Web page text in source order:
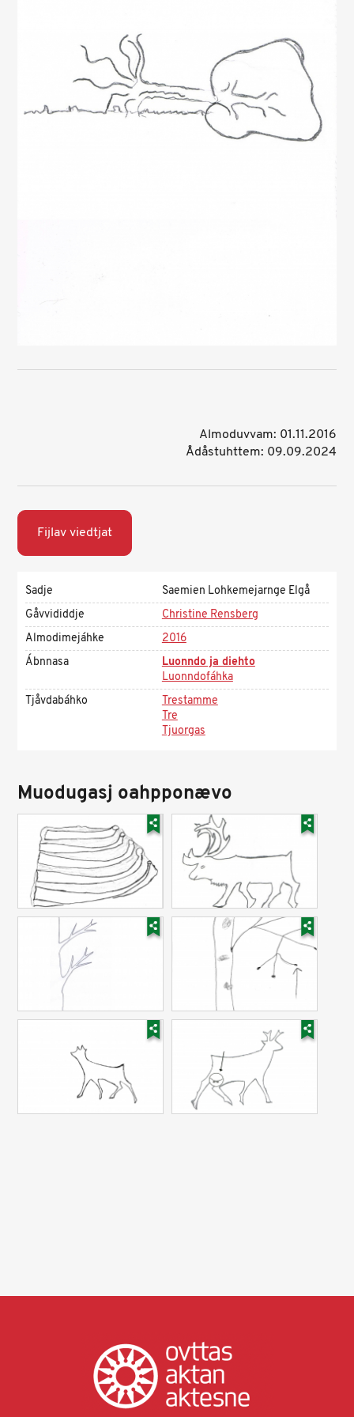
Almoduvvam: 01.11.2016
Ådåstuhttem: 09.09.2024
Fijlav viedtjat
Sadje
Saemien Lohkemejarnge Elgå
Gåvvididdje
Christine Rensberg
Almodimejáhke
2016
Ábnnasa
Luonndo ja diehto
Luonndofáhka
Tjåvdabáhko
Trestamme
Tre
Tjuorgas
Muodugasj oahpponævo